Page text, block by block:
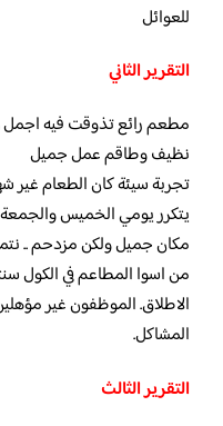
للعوائل
التقرير الثاني
مطعم رائع تذوقت فيه اجمل
نظيف وطاقم عمل جميل
تجربة سيئة كان الطعام
يتكرر يومي الخميس والجمعة
مكان جميل ولكن مزدحم ..
من اسوا المطاعم في الكول
الاطلاق. الموظفون غير
المشاكل.
التقرير الثالث